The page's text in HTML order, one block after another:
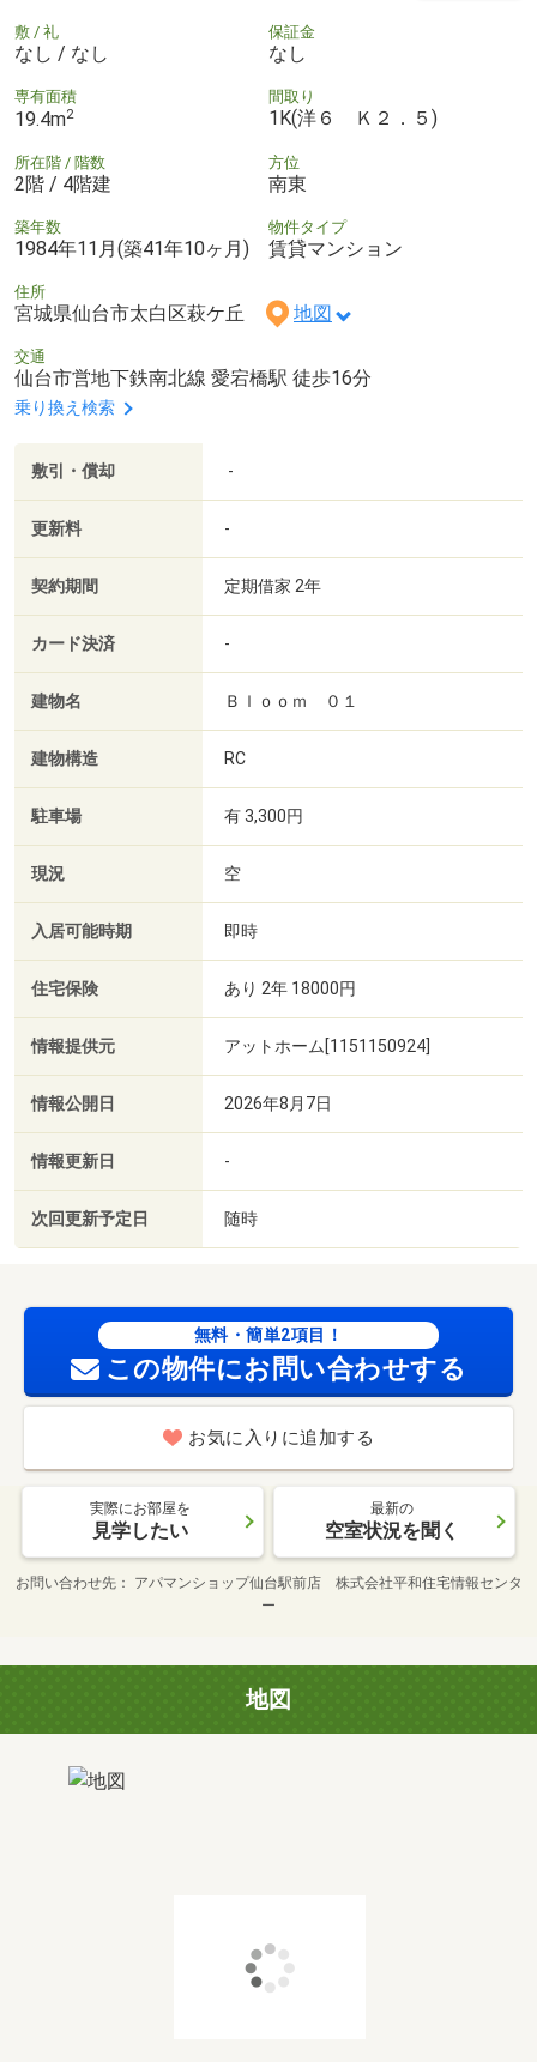
敷 / 礼
なし / なし
保証金
なし
専有面積
19.4m2
間取り
1K(洋６ Ｋ２．５)
所在階 / 階数
2階 / 4階建
方位
南東
築年数
1984年11月(築41年10ヶ月)
物件タイプ
賃貸マンション
住所
宮城県仙台市太白区萩ケ丘 地図
交通
仙台市営地下鉄南北線 愛宕橋駅 徒歩16分
乗り換え検索
敷引・償却 -
更新料 -
契約期間 定期借家 2年
カード決済 -
建物名 Ｂｌｏｏｍ ０１
建物構造 RC
駐車場 有 3,300円
現況 空
入居可能時期 即時
住宅保険 あり 2年 18000円
情報提供元 アットホーム[1151150924]
情報公開日 2026年8月7日
情報更新日 -
次回更新予定日 随時
無料・簡単2項目！
この物件にお問い合わせする
お気に入りに追加する
実際にお部屋を
見学したい
最新の
空室状況を聞く
お問い合わせ先
アパマンショップ仙台駅前店 株式会社平和住宅情報センタ
ー
地図